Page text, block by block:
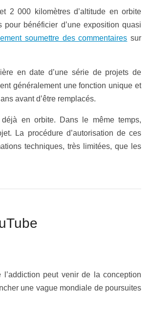
2 000 kilomètres d’altitude en orbite
bénéficier d’une exposition quasi
soumettre des commentaires sur
en date d’une série de projets de
généralement une fonction unique et
avant d’être remplacés.
en orbite. Dans le même temps,
La procédure d’autorisation de ces
techniques, très limitées, que les
peut venir de la conception
une vague mondiale de poursuites